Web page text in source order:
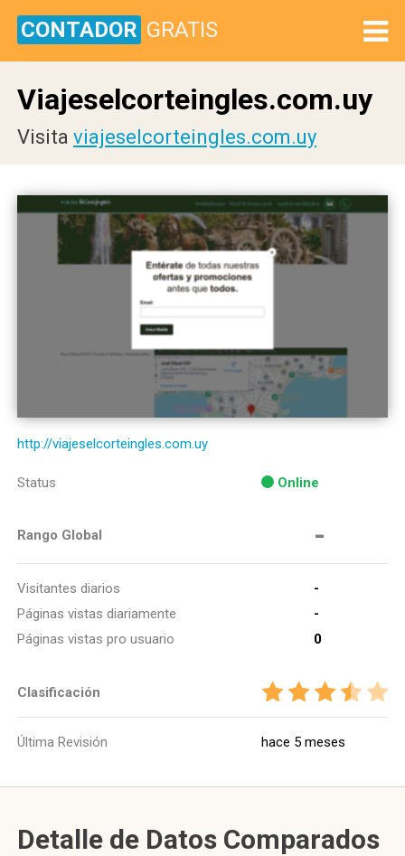
CONTADOR GRATIS
Viajeselcorteingles.com.uy
Visita viajeselcorteingles.com.uy
http://viajeselcorteingles.com.uy
Status Online
Rango Global -
Visitantes diarios
-
Páginas vistas diariamente
-
Páginas vistas pro usuario
0
Clasificación
Última Revisión hace 5 meses
Detalle de Datos Comparados